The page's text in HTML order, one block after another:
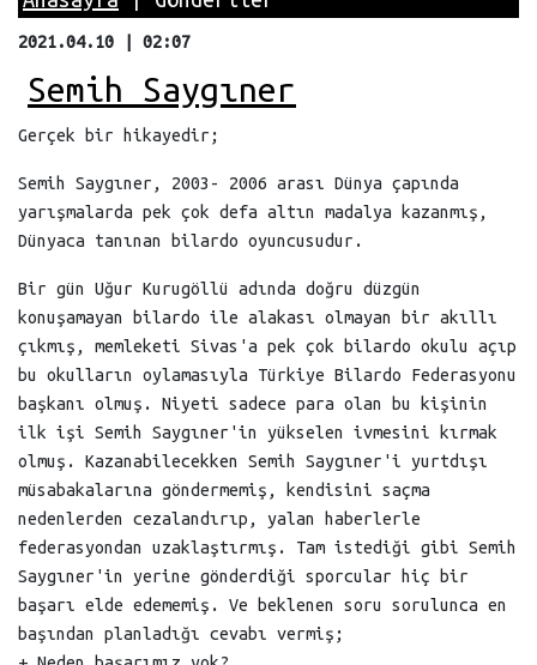
2021.04.10 | 02:07
Semih Saygıner
Gerçek bir hikayedir;
Semih Saygıner, 2003- 2006 arası Dünya çapında
yarışmalarda pek çok defa altın madalya kazanmış,
Dünyaca tanınan bilardo oyuncusudur.
Bir gün Uğur Kurugöllü adında doğru düzgün
konuşamayan bilardo ile alakası olmayan bir akıllı
çıkmış, memleketi Sivas'a pek çok bilardo okulu açıp
bu okulların oylamasıyla Türkiye Bilardo Federasyonu
başkanı olmuş. Niyeti sadece para olan bu kişinin
ilk işi Semih Saygıner'in yükselen ivmesini kırmak
olmuş. Kazanabilecekken Semih Saygıner'i yurtdışı
müsabakalarına göndermemiş, kendisini saçma
nedenlerden cezalandırıp, yalan haberlerle
federasyondan uzaklaştırmış. Tam istediği gibi Semih
Saygıner'in yerine gönderdiği sporcular hiç bir
başarı elde edememiş. Ve beklenen soru sorulunca en
başından planladığı cevabı vermiş;